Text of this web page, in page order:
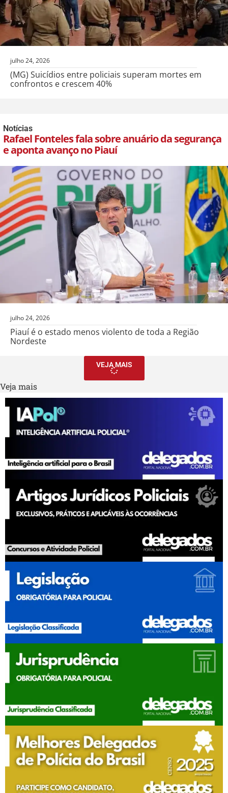
julho 24, 2026
(MG) Suicídios entre policiais superam mortes em
confrontos e crescem 40%
Notícias
Rafael Fonteles fala sobre anuário da segurança
e aponta avanço no Piauí
julho 24, 2026
Piauí é o estado menos violento de toda a Região
Nordeste
VEJA MAIS
Veja mais